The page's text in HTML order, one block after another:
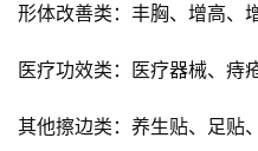
形体改善类：丰胸、增高、
医疗功效类：医疗器械、痔
其他擦边类：养生贴、足贴